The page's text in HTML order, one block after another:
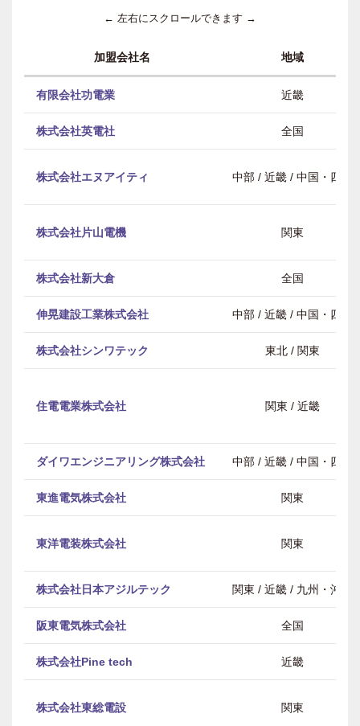
← 左右にスクロールできます →
加盟会社名 地域
有限会社功電業 近畿
株式会社英電社 全国
株式会社エヌアイティ 中部 / 近畿 / 中国・四国
株式会社片山電機 関東
株式会社新大倉 全国
伸晃建設工業株式会社 中部 / 近畿 / 中国・四国
株式会社シンワテック 東北 / 関東
住電電業株式会社 関東 / 近畿
ダイワエンジニアリング株式会社 中部 / 近畿 / 中国・四国
東進電気株式会社 関東
東洋電装株式会社 関東
株式会社日本アジルテック 関東 / 近畿 / 九州・沖縄
阪東電気株式会社 全国
株式会社Pine tech 近畿
株式会社東総電設 関東